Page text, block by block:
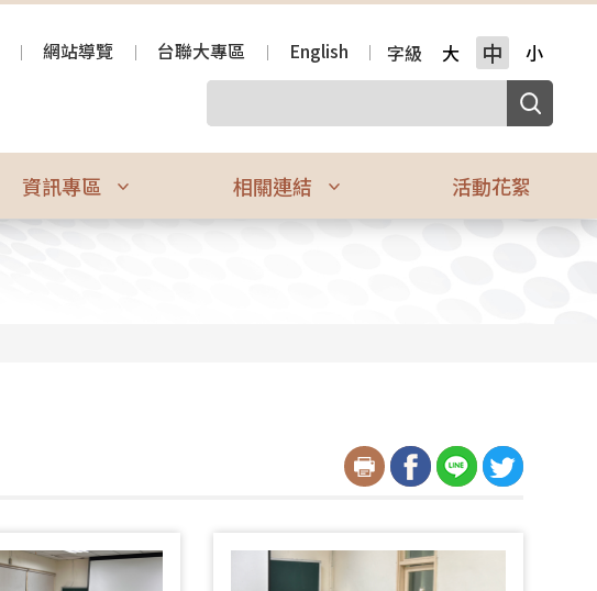
網站導覽 台聯大專區 English 字級 大 中 小
資訊專區 相關連結 活動花絮